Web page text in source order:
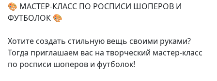
🎨 МАСТЕР-КЛАСС ПО РОСПИСИ ШОПЕРОВ И
ФУТБОЛОК 🎨
Хотите создать стильную вещь своими руками?
Тогда приглашаем вас на творческий мастер-класс
по росписи шоперов и футболок!